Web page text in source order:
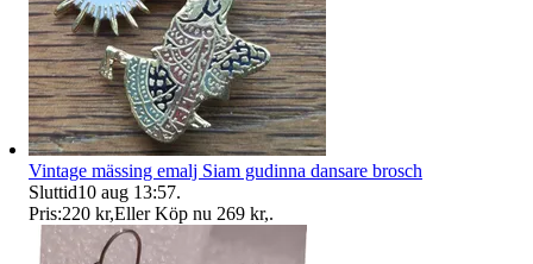
Vintage mässing emalj Siam gudinna dansare brosch
Sluttid10 aug 13:57.
Pris:220 kr,Eller Köp nu 269 kr,.